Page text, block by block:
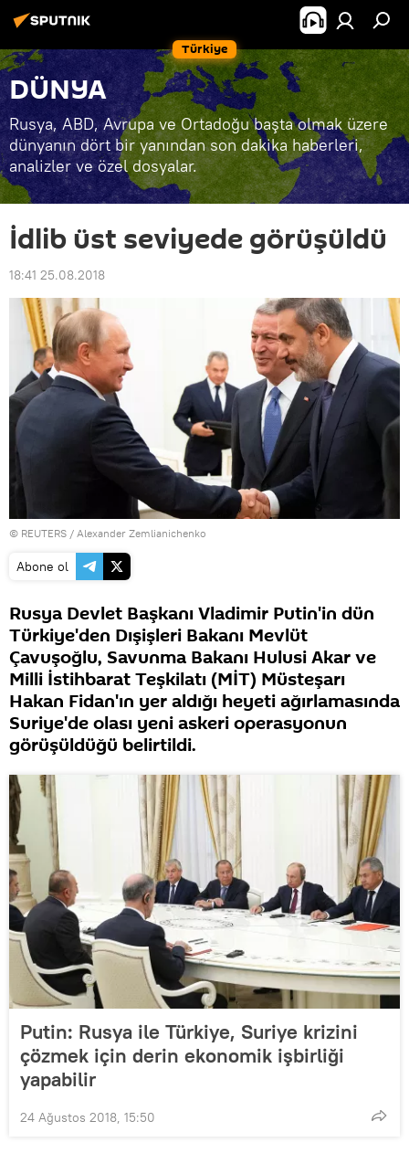
Türkiye
DÜNYA
Rusya, ABD, Avrupa ve Ortadoğu başta olmak üzere
dünyanın dört bir yanından son dakika haberleri,
analizler ve özel dosyalar.
İdlib üst seviyede görüşüldü
18:41 25.08.2018
© REUTERS / Alexander Zemlianichenko
Abone ol
Rusya Devlet Başkanı Vladimir Putin'in dün
Türkiye'den Dışişleri Bakanı Mevlüt
Çavuşoğlu, Savunma Bakanı Hulusi Akar ve
Milli İstihbarat Teşkilatı (MİT) Müsteşarı
Hakan Fidan'ın yer aldığı heyeti ağırlamasında
Suriye'de olası yeni askeri operasyonun
görüşüldüğü belirtildi.
Putin: Rusya ile Türkiye, Suriye krizini
çözmek için derin ekonomik işbirliği
yapabilir
24 Ağustos 2018, 15:50